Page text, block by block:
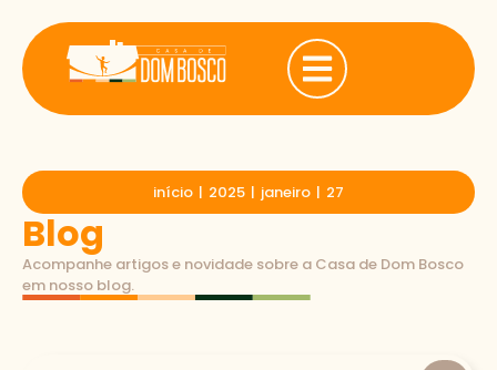
início | 2025 | janeiro | 27
Blog
Acompanhe artigos e novidade sobre a Casa de Dom Bosco
em nosso blog.